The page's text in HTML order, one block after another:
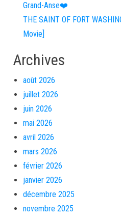
Grand-Anse❤️
THE SAINT OF FORT
Movie]
Archives
août 2026
juillet 2026
juin 2026
mai 2026
avril 2026
mars 2026
février 2026
janvier 2026
décembre 2025
novembre 2025